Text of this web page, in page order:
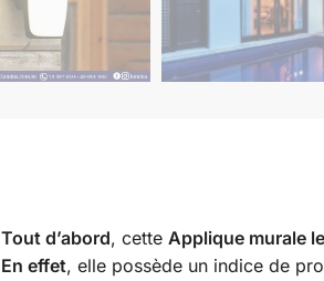
Tout d’abord, cette Applique murale
En effet, elle possède un indice de